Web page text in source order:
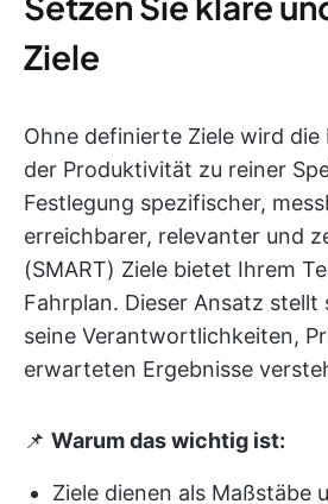
Ziele
Ohne definierte Ziele wird
der Produktivität zu reiner
Festlegung spezifischer,
erreichbarer, relevanter und
(SMART) Ziele bietet Ihrem
Fahrplan. Dieser Ansatz stellt
seine Verantwortlichkeiten,
erwarteten Ergebnisse
📌 Warum das wichtig ist:
Ziele dienen als Maßstäbe